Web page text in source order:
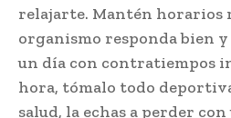
relajarte. Mantén horarios
organismo responda bien y
un día con contratiempos
hora, tómalo todo
salud, la echas a perder